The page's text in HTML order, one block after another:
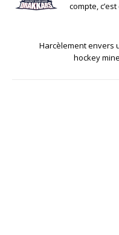
compte,
Harcèlement envers
hockey